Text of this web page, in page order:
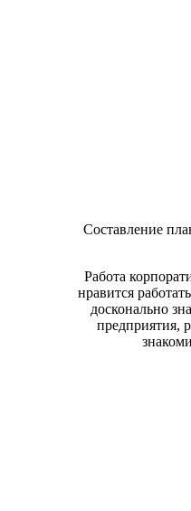
Составление
Работа
нравится
досконально
предприятия,